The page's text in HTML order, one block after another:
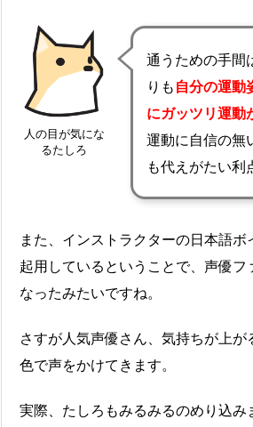
人の目が気にな
るたしろ
通うための手間
りも 自分の運動
にガッツリ運動
運動に自信の無
も代えがたい利
また、インストラクターの日本語
起用しているということで、声優フ
なったみたいですね。
さすが人気声優さん、気持ちが上
色で声をかけてきます。
実際、たしろもみるみるのめり込み